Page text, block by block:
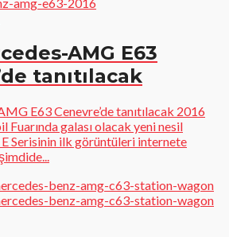
AMG E63
tanıtılacak
E63 Cenevre’de tanıtılacak 2016
galası olacak yeni nesil
Serisinin ilk görüntüleri internete